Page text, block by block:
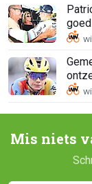
Mis niets